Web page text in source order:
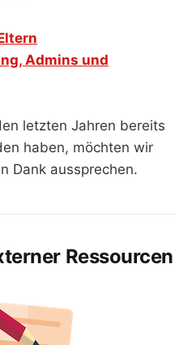
Admins und
letzten Jahren bereits
haben, möchten wir
Dank aussprechen.
Ressourcen